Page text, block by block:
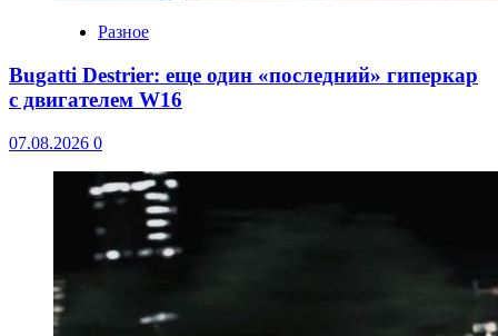
Разное
Bugatti Destrier: еще один «последний» гиперкар
с двигателем W16
07.08.2026 0